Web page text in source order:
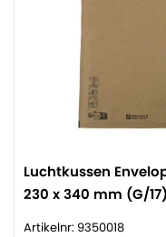
Luchtkussen
230 x 340 mm (G/17)
Artikelnr: 9350018